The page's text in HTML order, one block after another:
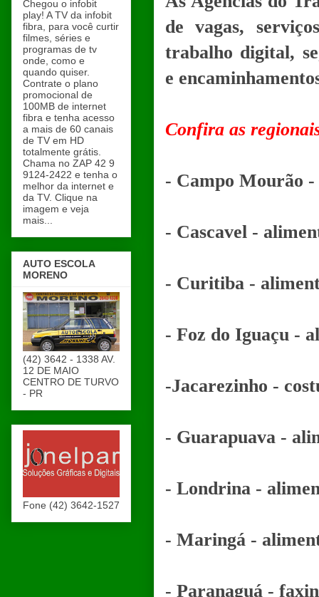
de vagas,
trabalho digital,
e
Confira as
- Campo Mourão
- Cascavel -
- Curitiba -
- Foz do Iguaçu -
-Jacarezinho -
- Guarapuava -
- Londrina -
- Maringá -
- Paranaguá -
Chegou o infobit
play! A TV da infobit
fibra, para você curtir
filmes, séries e
programas de tv
onde, como e
quando quiser.
Contrate o plano
promocional de
100MB de internet
fibra e tenha acesso
a mais de 60 canais
de TV em HD
totalmente grátis.
Chama no ZAP 42 9
9124-2422 e tenha o
melhor da internet e
da TV. Clique na
imagem e veja
mais...
AUTO ESCOLA
MORENO
(42) 3642 - 1338 AV.
12 DE MAIO
CENTRO DE TURVO
- PR
Fone (42) 3642-1527